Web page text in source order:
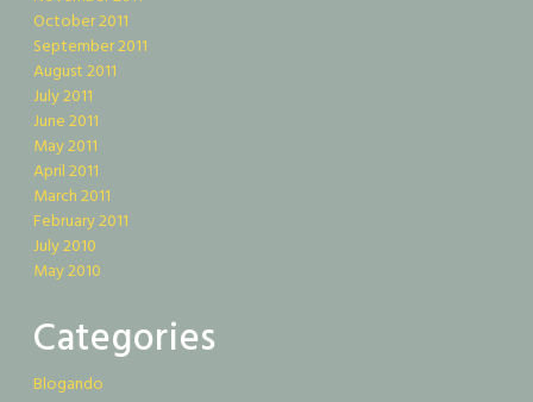
October 2011
September 2011
August 2011
July 2011
June 2011
May 2011
April 2011
March 2011
February 2011
July 2010
May 2010
Categories
Blogando